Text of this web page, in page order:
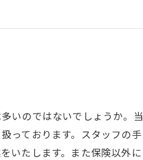
いのではないでしょうか。当
っております。スタッフの手
いたします。また保険以外に